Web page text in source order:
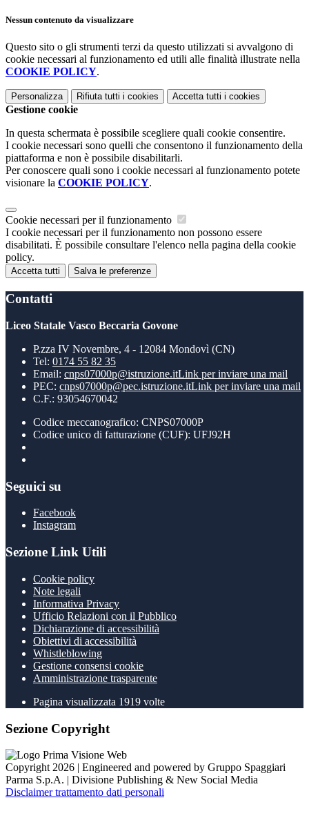
Nessun contenuto da visualizzare
Questo sito o gli strumenti terzi da questo utilizzati si avvalgono di
cookie necessari al funzionamento ed utili alle finalità illustrate nella
COOKIE POLICY.
Personalizza Rifiuta tutti i cookies Accetta tutti i cookies
Gestione cookie
In questa schermata è possibile scegliere quali cookie consentire.
I cookie necessari sono quelli che consentono il funzionamento della
piattaforma e non è possibile disabilitarli.
Per conoscere quali sono i cookie necessari al funzionamento potete
visionare la COOKIE POLICY.
Cookie necessari per il funzionamento
I cookie necessari per il funzionamento non possono essere
disabilitati. È possibile consultare l'elenco nella pagina della cookie
policy.
Accetta tutti Salva le preferenze
Contatti
Liceo Statale Vasco Beccaria Govone
P.zza IV Novembre, 4 - 12084 Mondovì (CN)
Tel: 0174 55 82 35
Email: cnps07000p@istruzione.itLink per inviare una mail
PEC: cnps07000p@pec.istruzione.itLink per inviare una mail
C.F.: 93054670042
Codice meccanografico: CNPS07000P
Codice unico di fatturazione (CUF): UFJ92H
Seguici su
Facebook
Instagram
Sezione Link Utili
Cookie policy
Note legali
Informativa Privacy
Ufficio Relazioni con il Pubblico
Dichiarazione di accessibilità
Obiettivi di accessibilità
Whistleblowing
Gestione consensi cookie
Amministrazione trasparente
Pagina visualizzata 1919 volte
Sezione Copyright
Copyright 2026 | Engineered and powered by Gruppo Spaggiari
Parma S.p.A. | Divisione Publishing & New Social Media
Disclaimer trattamento dati personali